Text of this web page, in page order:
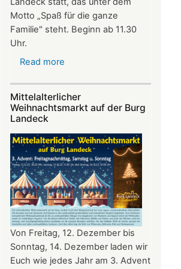
Motto „Spaß für die ganze
Familie" steht. Beginn ab 11.30
Uhr.
Read more
Burg
Mittelalterlicher
Weihnachtsmarkt auf der Burg
Landeck
Von Freitag, 12. Dezember bis
Sonntag, 14. Dezember laden wir
Euch wie jedes Jahr am 3. Advent